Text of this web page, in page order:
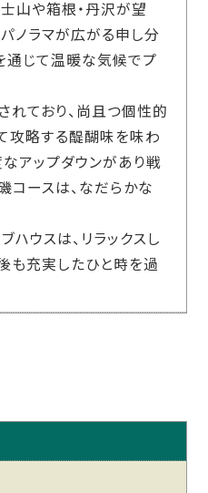
山や箱根・丹沢が望
ノラマが広がる申し分
通じて温暖な気候でプ
れており、尚且つ個性的
攻略する醍醐味を味わ
なアップダウンがあり戦
コースは、なだらかな
ウスは、リラックスし
も充実したひと時を過